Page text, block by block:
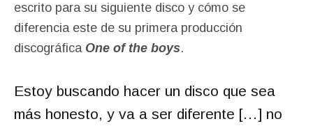
escrito para su siguiente disco y cómo se
diferencia este de su primera producción
discográfica One of the boys.
Estoy buscando hacer un disco que sea
más honesto, y va a ser diferente […] no